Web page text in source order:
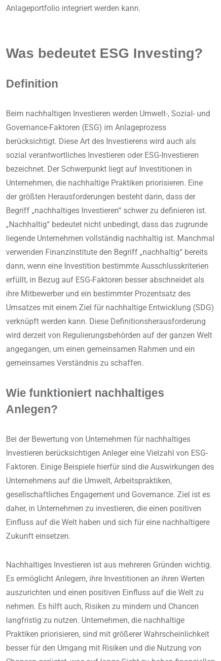
Anlageportfolio integriert werden kann.
Was bedeutet ESG Investing?
Definition
Beim nachhaltigen Investieren werden Umwelt-, Sozial- und
Governance-Faktoren (ESG) im Anlageprozess
berücksichtigt. Diese Art des Investierens wird auch als
sozial verantwortliches Investieren oder ESG-Investieren
bezeichnet. Der Schwerpunkt liegt auf Investitionen in
Unternehmen, die nachhaltige Praktiken priorisieren. Eine
der größten Herausforderungen besteht darin, dass der
Begriff „nachhaltiges Investieren“ schwer zu definieren ist.
„Nachhaltig“ bedeutet nicht unbedingt, dass das zugrunde
liegende Unternehmen vollständig nachhaltig ist. Manchmal
verwenden Finanzinstitute den Begriff „nachhaltig“ bereits
dann, wenn eine Investition bestimmte Ausschlusskriterien
erfüllt, in Bezug auf ESG-Faktoren besser abschneidet als
ihre Mitbewerber und ein bestimmter Prozentsatz des
Umsatzes mit einem Ziel für nachhaltige Entwicklung (SDG)
verknüpft werden kann. Diese Definitionsherausforderung
wird derzeit von Regulierungsbehörden auf der ganzen Welt
angegangen, um einen gemeinsamen Rahmen und ein
gemeinsames Verständnis zu schaffen.
Wie funktioniert nachhaltiges
Anlegen?
Bei der Bewertung von Unternehmen für nachhaltiges
Investieren berücksichtigen Anleger eine Vielzahl von ESG-
Faktoren. Einige Beispiele hierfür sind die Auswirkungen des
Unternehmens auf die Umwelt, Arbeitspraktiken,
gesellschaftliches Engagement und Governance. Ziel ist es
daher, in Unternehmen zu investieren, die einen positiven
Einfluss auf die Welt haben und sich für eine nachhaltigere
Zukunft einsetzen.
Nachhaltiges Investieren ist aus mehreren Gründen wichtig.
Es ermöglicht Anlegern, ihre Investitionen an ihren Werten
auszurichten und einen positiven Einfluss auf die Welt zu
nehmen. Es hilft auch, Risiken zu mindern und Chancen
langfristig zu nutzen. Unternehmen, die nachhaltige
Praktiken priorisieren, sind mit größerer Wahrscheinlichkeit
besser für den Umgang mit Risiken und die Nutzung von